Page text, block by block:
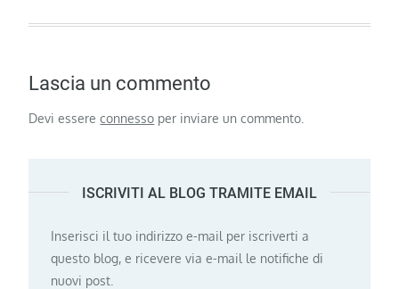
Lascia un commento
Devi essereconnesso per inviare un commento.
ISCRIVITI AL BLOG TRAMITE EMAIL
Inserisci il tuo indirizzo e-mail per iscriverti a
questo blog, e ricevere via e-mail le notifiche di
nuovi post.